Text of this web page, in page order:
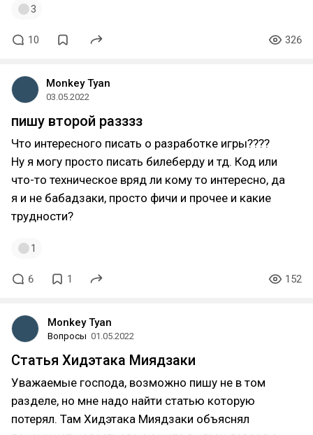
3
10 326
Monkey Tyan
03.05.2022
пишу второй разззз
Что интересного писать о разработке игры????
Ну я могу просто писать билеберду и тд. Код или
что-то техническое вряд ли кому то интересно, да
я и не бабадзаки, просто фичи и прочее и какие
трудности?
1
6 1 152
Monkey Tyan
Вопросы 01.05.2022
Статья Хидэтака Миядзаки
Уважаемые господа, возможно пишу не в том
разделе, но мне надо найти статью которую
потерял. Там Хидэтака Миядзаки объяснял